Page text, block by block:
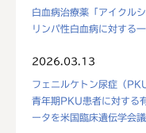
白血病治療薬「アイクル
リンパ性白血病に対する
2026.03.13
フェニルケトン尿症（
青年期PKU患者に対する
ータを米国臨床遺伝学会